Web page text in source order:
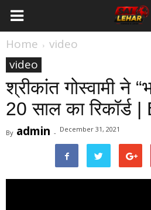
Home
video
video
श्रीकांत गोस्वामी ने
20 साल का रिकॉर्ड
By admin - December 31, 2021